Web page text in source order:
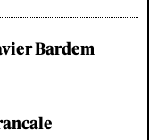
Bardem